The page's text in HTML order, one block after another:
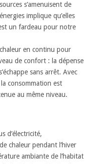
s’amenuisent de
implique qu’elles
un fardeau pour notre
en continu pour
de confort : la dépense
sans arrêt. Avec
consommation est
au même niveau.
d’électricité,
chaleur pendant l’hiver
ambiante de l’habitat